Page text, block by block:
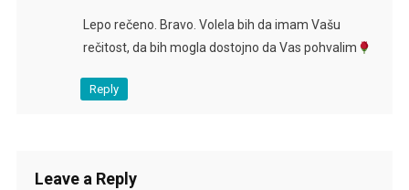
Lepo rečeno. Bravo. Volela bih da imam Vašu
rečitost, da bih mogla dostojno da Vas pohvalim
Reply
Leave a Reply